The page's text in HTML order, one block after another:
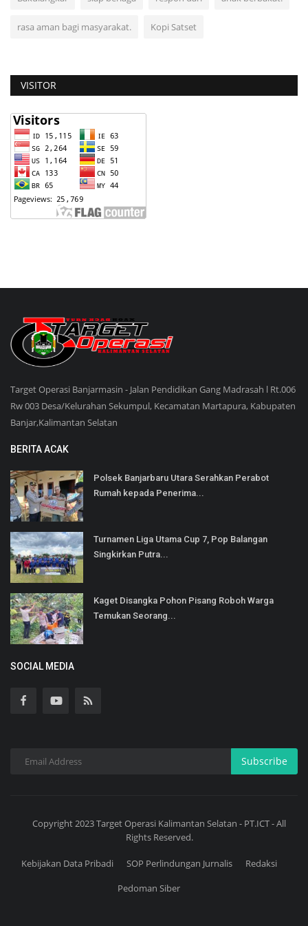
rasa aman bagi masyarakat. Kopi Satset
VISITOR
Target Operasi Banjarmasin - Jalan Pendidikan Gang Madrasah l Rt.006
Rw 003 Desa/Kelurahan Sekumpul, Kecamatan Martapura, Kabupaten
Banjar,Kalimantan Selatan
BERITA ACAK
Polsek Banjarbaru Utara Serahkan Perabot
Rumah kepada Penerima...
Turnamen Liga Utama Cup 7, Pop Balangan
Singkirkan Putra...
Kaget Disangka Pohon Pisang Roboh Warga
Temukan Seorang...
SOCIAL MEDIA
Subscribe
Copyright 2023 Target Operasi Kalimantan Selatan - PT.ICT - All
Rights Reserved.
Kebijakan Data Pribadi SOP Perlindungan Jurnalis
Redaksi
Pedoman Siber